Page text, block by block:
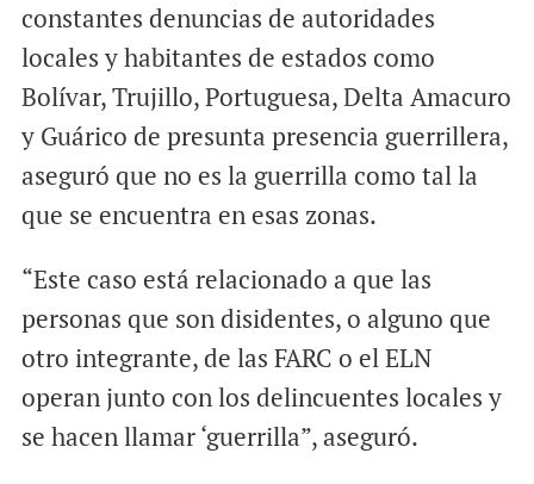
constantes denuncias de autoridades
locales y habitantes de estados como
Bolívar, Trujillo, Portuguesa, Delta Amacuro
y Guárico de presunta presencia guerrillera,
aseguró que no es la guerrilla como tal la
que se encuentra en esas zonas.
“Este caso está relacionado a que las
personas que son disidentes, o alguno que
otro integrante, de las FARC o el ELN
operan junto con los delincuentes locales y
se hacen llamar ‘guerrilla”, aseguró.